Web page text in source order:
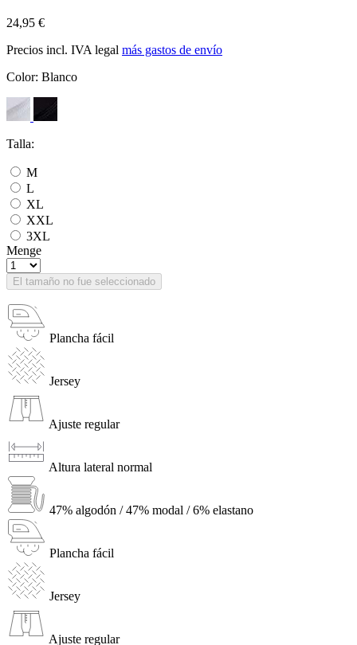
24,95 €
Precios incl. IVA legal más gastos de envío
Color: Blanco
Talla:
M
L
XL
XXL
3XL
Menge
El tamaño no fue seleccionado
Plancha fácil
Jersey
Ajuste regular
Altura lateral normal
47% algodón / 47% modal / 6% elastano
Plancha fácil
Jersey
Ajuste regular